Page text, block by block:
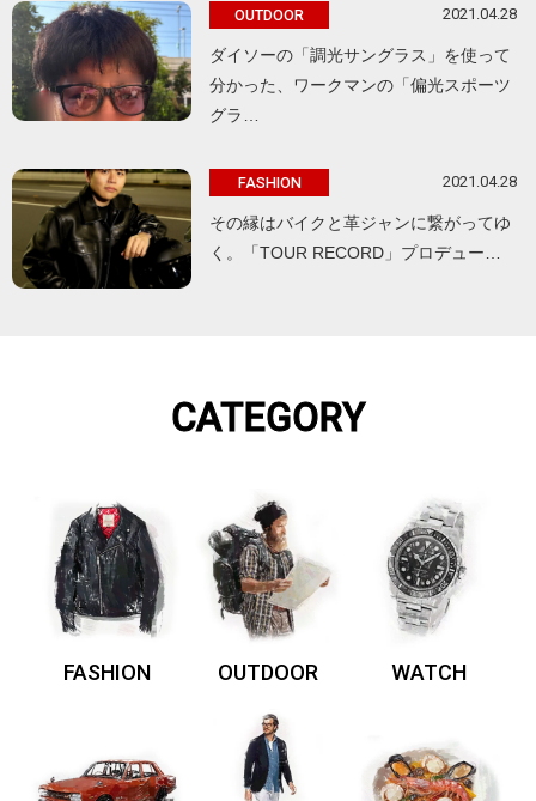
OUTDOOR 2021.04.28
ダイソーの「調光サングラス」を使って
分かった、ワークマンの「偏光スポーツ
グラ…
FASHION 2021.04.28
その縁はバイクと革ジャンに繋がってゆ
く。「TOUR RECORD」プロデュー…
CATEGORY
FASHION OUTDOOR WATCH